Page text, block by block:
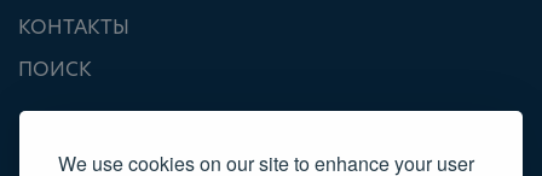
We use cookies on our site to enhance your user
КОНТАКТЫ
ПОИСК